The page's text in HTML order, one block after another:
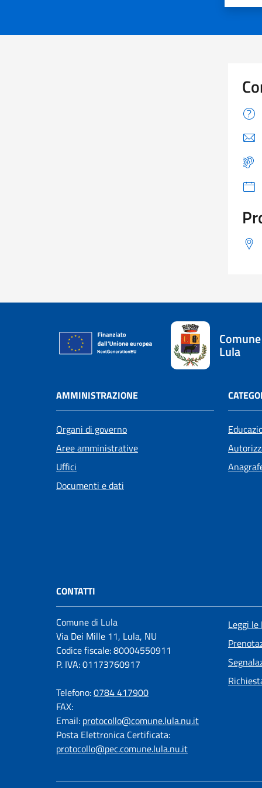
Lula
AMMINISTRAZIONE
Organi di governo
Aree amministrative
Uffici
Documenti e dati
CONTATTI
Comune di Lula
Via Dei Mille 11, Lula, NU
Codice fiscale: 80004550911
P. IVA: 01173760917
Telefono:0784 417900
FAX:
Email: protocollo@comune.lula.nu.it
Posta Elettronica Certificata:
protocollo@pec.comune.lula.nu.it
Leggi le